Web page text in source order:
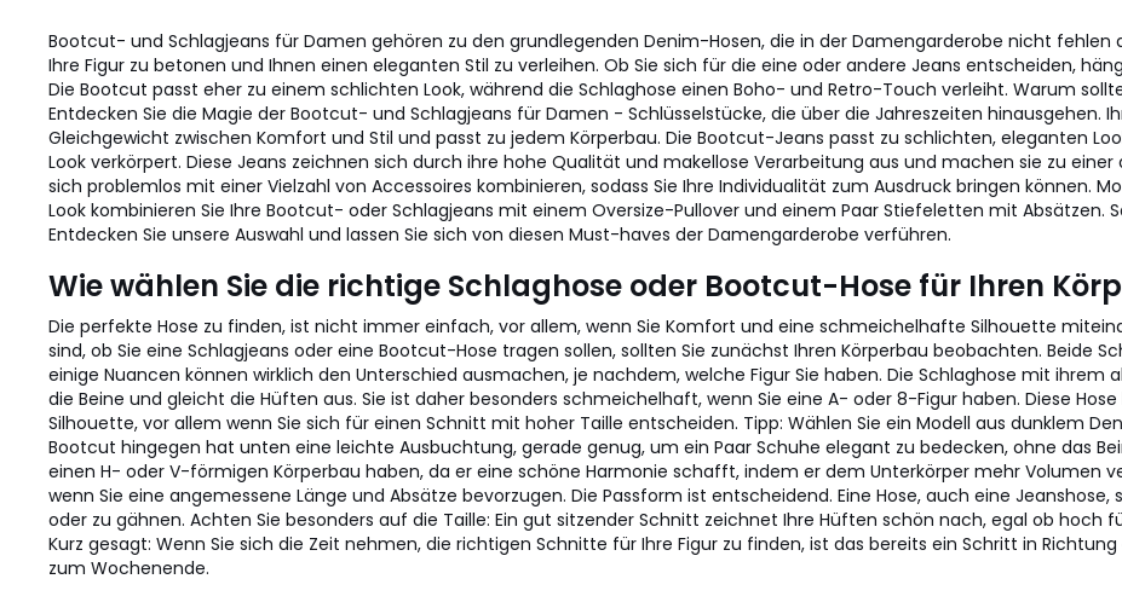
Bootcut- und Schlagjeans für Damen gehören zu den grundlegenden Denim-Hosen, die in der Damengarderobe nicht
Ihre Figur zu betonen und Ihnen einen eleganten Stil zu verleihen. Ob Sie sich für die eine oder andere Jeans entscheiden,
Die Bootcut passt eher zu einem schlichten Look, während die Schlaghose einen Boho- und Retro-Touch verleiht. Warum
Entdecken Sie die Magie der Bootcut- und Schlagjeans für Damen - Schlüsselstücke, die über die Jahreszeiten hinausgehen.
Gleichgewicht zwischen Komfort und Stil und passt zu jedem Körperbau. Die Bootcut-Jeans passt zu schlichten, eleganten
Look verkörpert. Diese Jeans zeichnen sich durch ihre hohe Qualität und makellose Verarbeitung aus und machen sie zu
sich problemlos mit einer Vielzahl von Accessoires kombinieren, sodass Sie Ihre Individualität zum Ausdruck bringen können.
Look kombinieren Sie Ihre Bootcut- oder Schlagjeans mit einem Oversize-Pullover und einem Paar Stiefeletten mit Absätzen.
Entdecken Sie unsere Auswahl und lassen Sie sich von diesen Must-haves der Damengarderobe verführen.
Wie wählen Sie die richtige Schlaghose oder Bootcut-Hose für Ihren
Die perfekte Hose zu finden, ist nicht immer einfach, vor allem, wenn Sie Komfort und eine schmeichelhafte Silhouette
sind, ob Sie eine Schlagjeans oder eine Bootcut-Hose tragen sollen, sollten Sie zunächst Ihren Körperbau beobachten. Beide
einige Nuancen können wirklich den Unterschied ausmachen, je nachdem, welche Figur Sie haben. Die Schlaghose mit
die Beine und gleicht die Hüften aus. Sie ist daher besonders schmeichelhaft, wenn Sie eine A- oder 8-Figur haben. Diese
Silhouette, vor allem wenn Sie sich für einen Schnitt mit hoher Taille entscheiden. Tipp: Wählen Sie ein Modell aus dunklem
Bootcut hingegen hat unten eine leichte Ausbuchtung, gerade genug, um ein Paar Schuhe elegant zu bedecken, ohne das
einen H- oder V-förmigen Körperbau haben, da er eine schöne Harmonie schafft, indem er dem Unterkörper mehr Volumen
wenn Sie eine angemessene Länge und Absätze bevorzugen. Die Passform ist entscheidend. Eine Hose, auch eine
oder zu gähnen. Achten Sie besonders auf die Taille: Ein gut sitzender Schnitt zeichnet Ihre Hüften schön nach, egal ob
Kurz gesagt: Wenn Sie sich die Zeit nehmen, die richtigen Schnitte für Ihre Figur zu finden, ist das bereits ein Schritt in
zum Wochenende.